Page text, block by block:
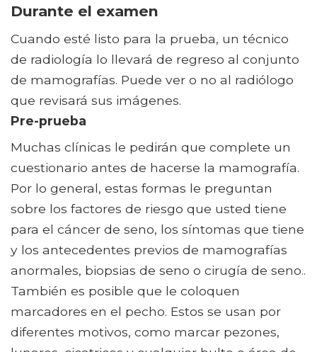
Durante el examen
Cuando esté listo para la prueba, un técnico
de radiología lo llevará de regreso al conjunto
de mamografías. Puede ver o no al radiólogo
que revisará sus imágenes.
Pre-prueba
Muchas clínicas le pedirán que complete un
cuestionario antes de hacerse la mamografía.
Por lo general, estas formas le preguntan
sobre los factores de riesgo que usted tiene
para el cáncer de seno, los síntomas que tiene
y los antecedentes previos de mamografías
anormales, biopsias de seno o cirugía de seno..
También es posible que le coloquen
marcadores en el pecho. Estos se usan por
diferentes motivos, como marcar pezones,